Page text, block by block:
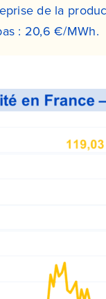
de la
: 20,6 €/MWh.